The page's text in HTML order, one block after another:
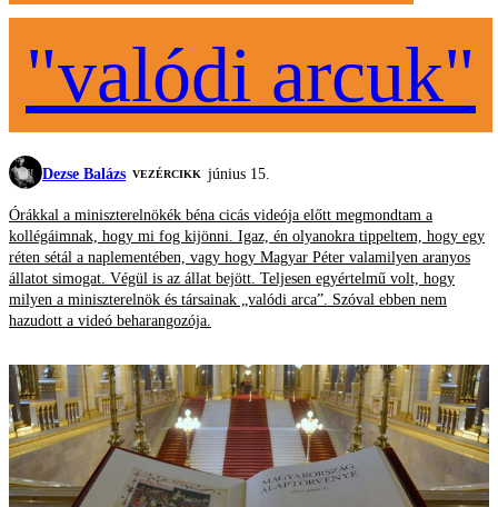
"valódi arcuk"
Dezse Balázs VEZÉRCIKK június 15.
Órákkal a miniszterelnökék béna cicás videója előtt megmondtam a
kollégáimnak, hogy mi fog kijönni. Igaz, én olyanokra tippeltem, hogy egy
réten sétál a naplementében, vagy hogy Magyar Péter valamilyen aranyos
állatot simogat. Végül is az állat bejött. Teljesen egyértelmű volt, hogy
milyen a miniszterelnök és társainak „valódi arca”. Szóval ebben nem
hazudott a videó beharangozója.